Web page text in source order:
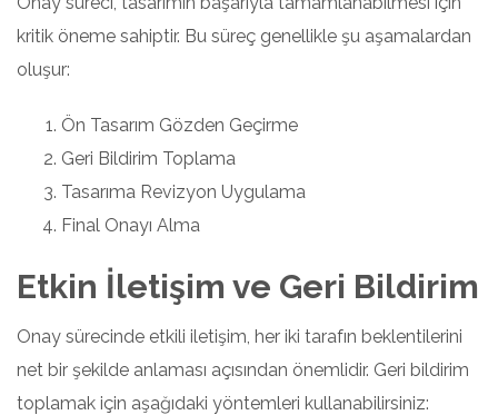
kritik öneme sahiptir. Bu süreç genellikle şu aşamalardan
oluşur:
Ön Tasarım Gözden Geçirme
Geri Bildirim Toplama
Tasarıma Revizyon Uygulama
Final Onayı Alma
Etkin İletişim ve Geri Bildirim
Onay sürecinde etkili iletişim, her iki tarafın beklentilerini
net bir şekilde anlaması açısından önemlidir. Geri bildirim
toplamak için aşağıdaki yöntemleri kullanabilirsiniz: